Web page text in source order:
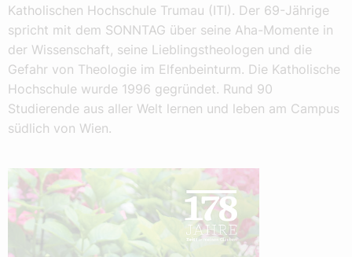
Katholischen Hochschule Trumau (ITI). Der 69-Jährige
spricht mit dem SONNTAG über seine Aha-Momente in
der Wissenschaft, seine Lieblingstheologen und die
Gefahr von Theologie im Elfenbeinturm. Die Katholische
Hochschule wurde 1996 gegründet. Rund 90
Studierende aus aller Welt lernen und leben am Campus
südlich von Wien.